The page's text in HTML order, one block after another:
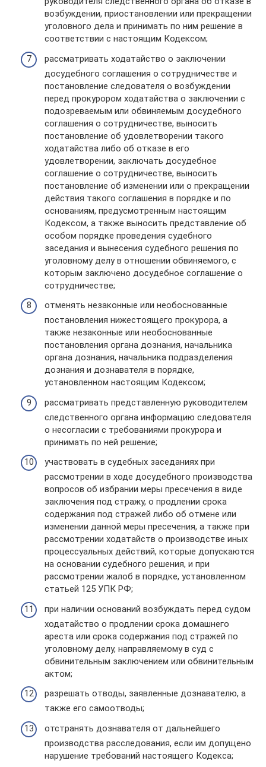
возбуждении, приостановлении или прекращении
уголовного дела и принимать по ним решение в
соответствии с настоящим Кодексом;
рассматривать ходатайство о заключении
досудебного соглашения о сотрудничестве и
постановление следователя о возбуждении
перед прокурором ходатайства о заключении с
подозреваемым или обвиняемым досудебного
соглашения о сотрудничестве, выносить
постановление об удовлетворении такого
ходатайства либо об отказе в его
удовлетворении, заключать досудебное
соглашение о сотрудничестве, выносить
постановление об изменении или о прекращении
действия такого соглашения в порядке и по
основаниям, предусмотренным настоящим
Кодексом, а также выносить представление об
особом порядке проведения судебного
заседания и вынесения судебного решения по
уголовному делу в отношении обвиняемого, с
которым заключено досудебное соглашение о
сотрудничестве;
отменять незаконные или необоснованные
постановления нижестоящего прокурора, а
также незаконные или необоснованные
постановления органа дознания, начальника
органа дознания, начальника подразделения
дознания и дознавателя в порядке,
установленном настоящим Кодексом;
рассматривать представленную руководителем
следственного органа информацию следователя
о несогласии с требованиями прокурора и
принимать по ней решение;
участвовать в судебных заседаниях при
рассмотрении в ходе досудебного производства
вопросов об избрании меры пресечения в виде
заключения под стражу, о продлении срока
содержания под стражей либо об отмене или
изменении данной меры пресечения, а также при
рассмотрении ходатайств о производстве иных
процессуальных действий, которые допускаются
на основании судебного решения, и при
рассмотрении жалоб в порядке, установленном
статьей 125 УПК РФ;
при наличии оснований возбуждать перед судом
ходатайство о продлении срока домашнего
ареста или срока содержания под стражей по
уголовному делу, направляемому в суд с
обвинительным заключением или обвинительным
актом;
разрешать отводы, заявленные дознавателю, а
также его самоотводы;
отстранять дознавателя от дальнейшего
производства расследования, если им допущено
нарушение требований настоящего Кодекса;